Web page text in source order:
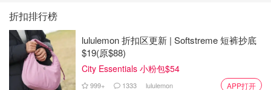
折扣排行榜
lululemon 折扣区更新 | Softstreme 短裤抄底
$19(原$88)
City Essentials 小粉包$54
999+ 1333 lululemon APP打开